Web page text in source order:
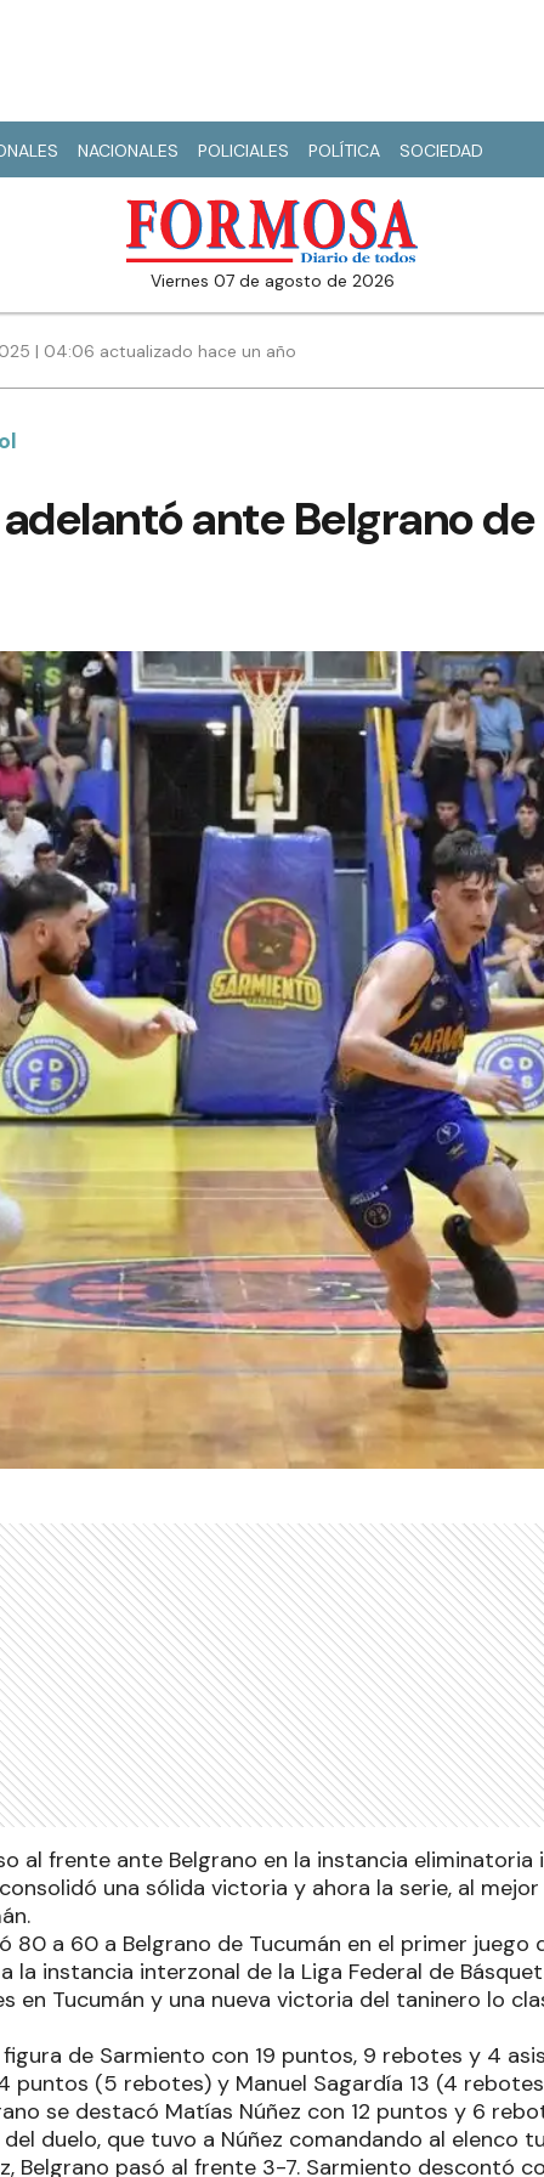
NACIONALES POLICIALES POLÍTICA SOCIEDAD
viernes 07 de agosto de 2026
| 04:06 actualizado hace un año
ante Belgrano
al frente ante Belgrano en la instancia eliminatoria
una sólida victoria y ahora la serie, al
80 a 60 a Belgrano de Tucumán en el primer juego
la instancia interzonal de la Liga Federal de
en Tucumán y una nueva victoria del taninero lo
de Sarmiento con 19 puntos, 9 rebotes y 4
puntos (5 rebotes) y Manuel Sagardía 13 (4
se destacó Matías Núñez con 12 puntos y 6
duelo, que tuvo a Núñez comandando al elenco
Belgrano pasó al frente 3-7. Sarmiento descontó